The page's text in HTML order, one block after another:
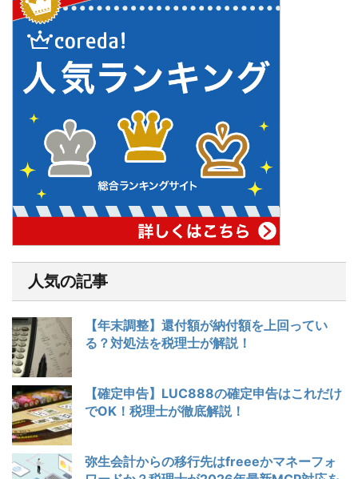
人気の記事
【年末調整】還付額が納付額を上回ってい
る？対処法を税理士が解説！
【確定申告】LUC888の確定申告はこれだけ
でOK！税理士が徹底解説！
弥生会計からの移行先はfreeeかマネーフォ